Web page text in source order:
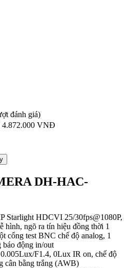
đánh giá)
4.872.000 VNĐ
DH-HAC-
Starlight HDCVI 25/30fps@1080P,
hình, ngõ ra tín hiệu đồng thời 1
cổng test BNC chế độ analog, 1
báo động in/out
F1.4, 0Lux IR on, chế độ
cân bằng trắng (AWB)